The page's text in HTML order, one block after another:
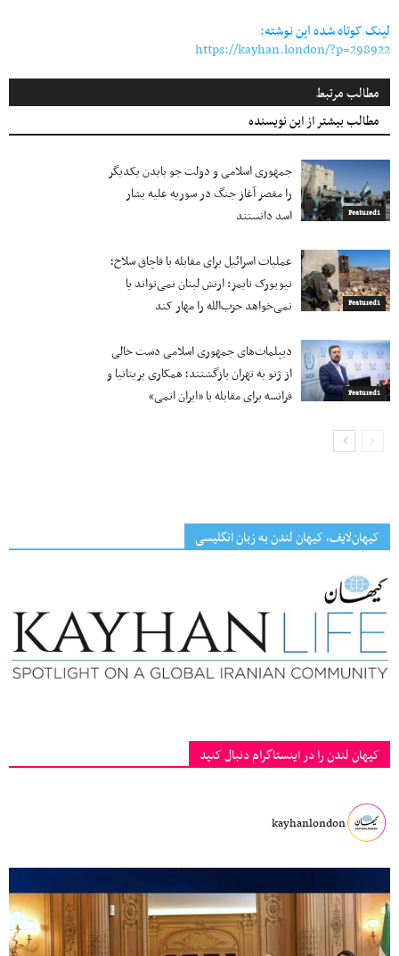
لینک کوتاه شده این نوشته:
https://kayhan.london/?p=298922
مطالب مرتبط
مطالب بیشتر از این نویسنده
Featured1
جمهوری اسلامی و دولت جو بایدن یکدیگر
را مقصر آغاز جنگ در سوریه علیه بشار
اسد دانستند
Featured1
عملیات اسرائیل برای مقابله با قاچاق سلاح؛
نیویورک تایمز: ارتش لبنان نمی‌تواند یا
نمی‌خواهد حزب‌الله را مهار کند
Featured1
دیپلمات‌های جمهوری اسلامی دست خالی
از ژنو به تهران بازگشتند؛ همکاری بریتانیا و
فرانسه برای مقابله با «ایران اتمی»
کیهان‌لایف، کیهان لندن به زبان انگلیسی
کیهان لندن را در اینستاگرام دنبال کنید
kayhanlondon